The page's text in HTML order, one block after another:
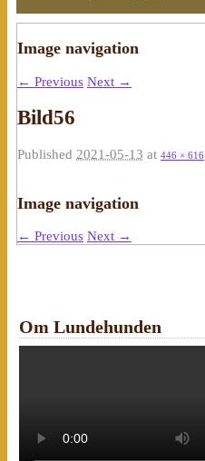
Image navigation
← Previous Next →
Bild56
Published 2021-05-13 at 446 × 616
Image navigation
← Previous Next →
Om Lundehunden